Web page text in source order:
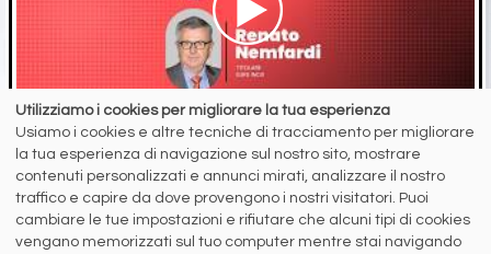
5 agosto 2026
Quali prospettive per piani e lunghi nel secondo semestre?
Le interviste di Stefano Gennari (siderweb) a Lorenzo Fava
(LSI Inox) ...
Utilizziamo i cookies per migliorare la tua esperienza
Usiamo i cookies e altre tecniche di tracciamento per migliorare
la tua esperienza di navigazione sul nostro sito, mostrare
contenuti personalizzati e annunci mirati, analizzare il nostro
traffico e capire da dove provengono i nostri visitatori. Puoi
cambiare le tue impostazioni e rifiutare che alcuni tipi di cookies
vengano memorizzati sul tuo computer mentre stai navigando